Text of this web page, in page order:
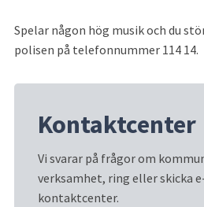
Spelar någon hög musik och du
polisen på telefonnummer 114 14.
Kontaktcenter
Vi svarar på frågor om
verksamhet, ring eller skicka
kontaktcenter.